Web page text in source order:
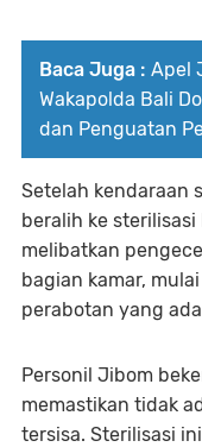
Baca Juga : Apel
Wakapolda Bali
dan Penguatan
Setelah kendaraan
beralih ke sterilisasi
melibatkan
bagian kamar,
perabotan yang
Personil Jibom
memastikan tidak
tersisa. Sterilisasi